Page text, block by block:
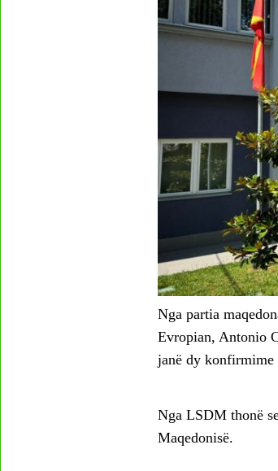
Nga partia
Evropian, Antonio
janë dy konfirmime
Nga LSDM thonë
Maqedonisë.